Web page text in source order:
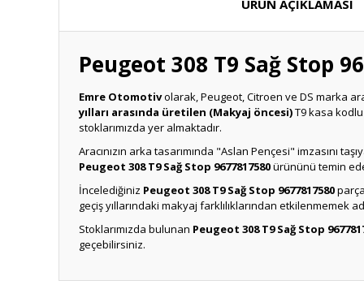
ÜRÜN AÇIKLAMASI
Peugeot 308 T9 Sağ Stop
Emre Otomotivolarak, Peugeot, Citroen ve DS marka
yılları arasında üretilen (Makyaj öncesi)T9 kasa
stoklarımızda yer almaktadır.
Aracınızın arka tasarımında "Aslan Pençesi" imzasını
Peugeot 308 T9 Sağ Stop 9677817580ürününü temin
İncelediğiniz Peugeot 308 T9 Sağ Stop 9677817580
geçiş yıllarındaki makyaj farklılıklarından etkilenmemek
Stoklarımızda bulunan Peugeot 308 T9 Sağ Stop
geçebilirsiniz.